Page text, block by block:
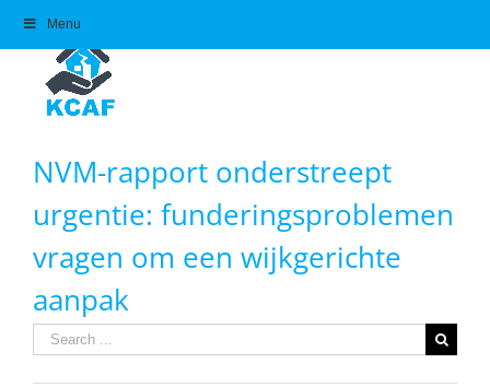
content
NVM-rapport onderstreept
urgentie: funderingsproblemen
vragen om een wijkgerichte
aanpak
Search
for:
Menu